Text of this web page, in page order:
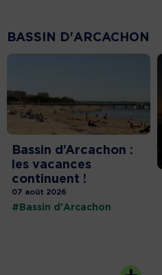
BASSIN D'ARCACHON
Bassin d’Arcachon :
les vacances
continuent !
07 août 2026
#Bassin d'Arcachon